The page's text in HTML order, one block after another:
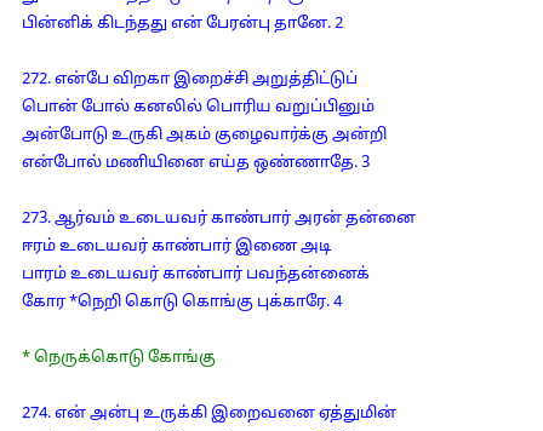
பின்னிக் கிடந்தது என் பேரன்பு தானே. 2
272. என்பே விறகா இறைச்சி அறுத்திட்டுப்
பொன் போல் கனலில் பொரிய வறுப்பினும்
அன்போடு உருகி அகம் குழைவார்க்கு அன்றி
என்போல் மணியினை எய்த ஒண்ணாதே. 3
273. ஆர்வம் உடையவர் காண்பார் அரன் தன்னை
ஈரம் உடையவர் காண்பார் இணை அடி
பாரம் உடையவர் காண்பார் பவந்தன்னைக்
கோர *நெறி கொடு கொங்கு புக்காரே. 4
* நெருக்கொடு கோங்கு
274. என் அன்பு உருக்கி இறைவனை ஏத்துமின்